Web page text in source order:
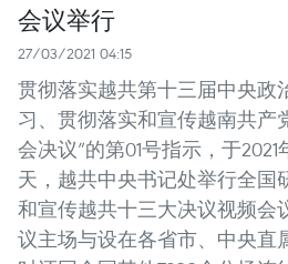
会议举行
27/03/2021 04:15
贯彻落实越共第十三届中央政
习、贯彻落实和宣传越南共产
会决议”的第01号指示，于2021
天，越共中央书记处举行全国
和宣传越共十三大决议视频会
议主场与设在各省市、中央直